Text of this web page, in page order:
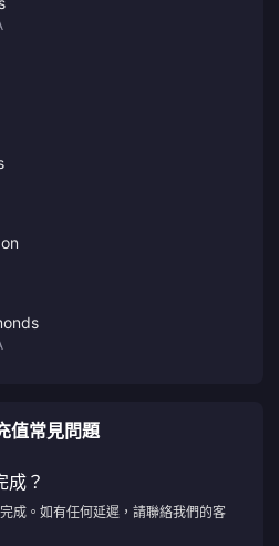
值常見問題
成？
成。如有任何延遲，請聯絡我們的客